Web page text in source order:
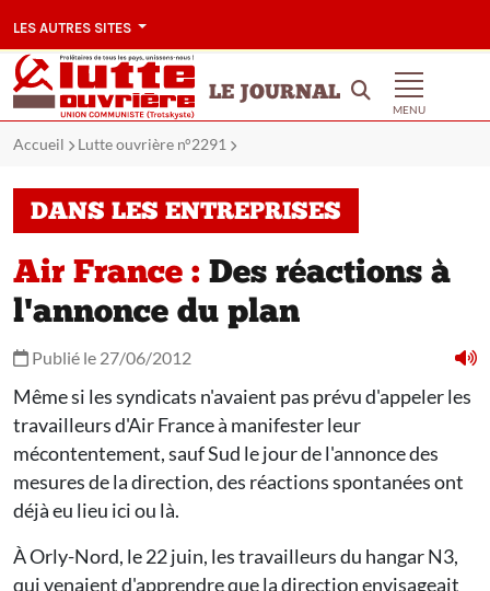
LES AUTRES SITES
LE JOURNAL
MENU
Accueil Lutte ouvrière n°2291
DANS LES ENTREPRISES
Air France : Des réactions à
l'annonce du plan
Publié le 27/06/2012
Même si les syndicats n'avaient pas prévu d'appeler les
travailleurs d'Air France à manifester leur
mécontentement, sauf Sud le jour de l'annonce des
mesures de la direction, des réactions spontanées ont
déjà eu lieu ici ou là.
À Orly-Nord, le 22 juin, les travailleurs du hangar N3,
qui venaient d'apprendre que la direction envisageait